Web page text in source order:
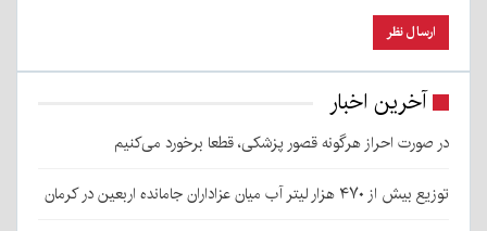
آخرین اخبار
در صورت احراز هرگونه قصور پزشکی، قطعا برخورد می‌کنیم
توزیع بیش از ۴۷۰ هزار لیتر آب میان عزاداران جامانده اربعین در کرمان